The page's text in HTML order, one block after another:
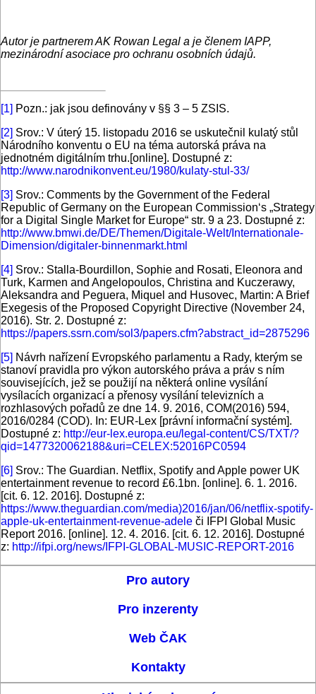
Autor je partnerem AK Rowan Legal a je členem IAPP,
mezinárodní asociace pro ochranu osobních údajů.
[1] Pozn.: jak jsou definovány v §§ 3 – 5 ZSIS.
[2] Srov.: V úterý 15. listopadu 2016 se uskutečnil kulatý stůl
Národního konventu o EU na téma autorská práva na
jednotném digitálním trhu.[online]. Dostupné z:
http://www.narodnikonvent.eu/1980/kulaty-stul-33/
[3] Srov.: Comments by the Government of the Federal
Republic of Germany on the European Commission‘s „Strategy
for a Digital Single Market for Europe“ str. 9 a 23. Dostupné z:
http://www.bmwi.de/DE/Themen/Digitale-Welt/Internationale-
Dimension/digitaler-binnenmarkt.html
[4] Srov.: Stalla-Bourdillon, Sophie and Rosati, Eleonora and
Turk, Karmen and Angelopoulos, Christina and Kuczerawy,
Aleksandra and Peguera, Miquel and Husovec, Martin: A Brief
Exegesis of the Proposed Copyright Directive (November 24,
2016). Str. 2. Dostupné z:
https://papers.ssrn.com/sol3/papers.cfm?abstract_id=2875296
[5] Návrh nařízení Evropského parlamentu a Rady, kterým se
stanoví pravidla pro výkon autorského práva a práv s ním
souvisejících, jež se použijí na některá online vysílání
vysílacích organizací a přenosy vysílání televizních a
rozhlasových pořadů ze dne 14. 9. 2016, COM(2016) 594,
2016/0284 (COD). In: EUR-Lex [právní informační systém].
Dostupné z: http://eur-lex.europa.eu/legal-content/CS/TXT/?
qid=1477320062188&uri=CELEX:52016PC0594
[6] Srov.: The Guardian. Netflix, Spotify and Apple power UK
entertainment revenue to record £6.1bn. [online]. 6. 1. 2016.
[cit. 6. 12. 2016]. Dostupné z:
https://www.theguardian.com/media)2016/jan/06/netflix-spotify-
apple-uk-entertainment-revenue-adele či IFPI Global Music
Report 2016. [online]. 12. 4. 2016. [cit. 6. 12. 2016]. Dostupné
z: http://ifpi.org/news/IFPI-GLOBAL-MUSIC-REPORT-2016
Pro autory
Pro inzerenty
Web ČAK
Kontakty